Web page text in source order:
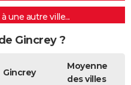
une autre ville...
Gincrey ?
Gincrey
Moyenne
des villes